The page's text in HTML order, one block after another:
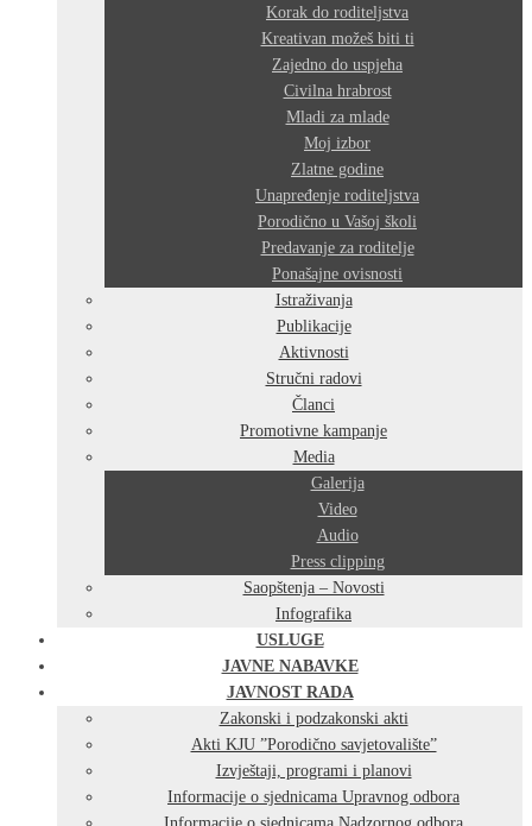
Korak do roditeljstva
Kreativan možeš biti ti
Zajedno do uspjeha
Civilna hrabrost
Mladi za mlade
Moj izbor
Zlatne godine
Unapređenje roditeljstva
Porodično u Vašoj školi
Predavanje za roditelje
Ponašajne ovisnosti
Istraživanja
Publikacije
Aktivnosti
Stručni radovi
Članci
Promotivne kampanje
Media
Galerija
Video
Audio
Press clipping
Saopštenja – Novosti
Infografika
USLUGE
JAVNE NABAVKE
JAVNOST RADA
Zakonski i podzakonski akti
Akti KJU ”Porodično savjetovalište”
Izvještaji, programi i planovi
Informacije o sjednicama Upravnog odbora